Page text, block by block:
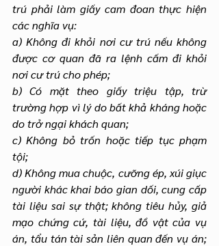
trú phải làm giấy cam đoan thực hiện
các nghĩa vụ:
a) Không đi khỏi nơi cư trú nếu không
được cơ quan đã ra lệnh cấm đi khỏi
nơi cư trú cho phép;
b) Có mặt theo giấy triệu tập, trừ
trường hợp vì lý do bất khả kháng hoặc
do trở ngại khách quan;
c) Không bỏ trốn hoặc tiếp tục phạm
tội;
d) Không mua chuộc, cưỡng ép, xúi giục
người khác khai báo gian dối, cung cấp
tài liệu sai sự thật; không tiêu hủy, giả
mạo chứng cứ, tài liệu, đồ vật của vụ
án, tẩu tán tài sản liên quan đến vụ án;